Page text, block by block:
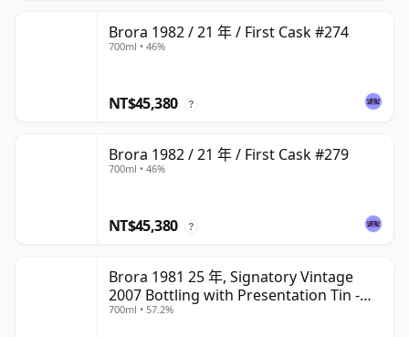
Brora 1982 / 21 年 / First Cask #274
700ml • 46%
NT$45,380 ?
Brora 1982 / 21 年 / First Cask #279
700ml • 46%
NT$45,380 ?
Brora 1981 25 年, Signatory Vintage
2007 Bottling with Presentation Tin -
Cask 1518
700ml • 57.2%